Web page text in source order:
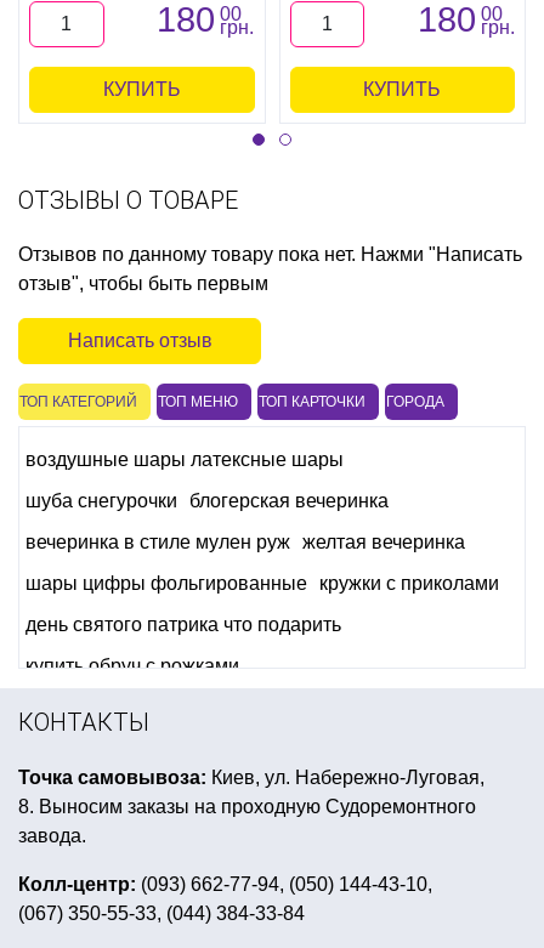
180 00
грн.
КУПИТЬ
180 00
грн.
КУПИТЬ
ОТЗЫВЫ О ТОВАРЕ
Отзывов по данному товару пока нет. Нажми "Написать
отзыв", чтобы быть первым
Написать отзыв
ТОП КАТЕГОРИЙ ТОП МЕНЮ ТОП КАРТОЧКИ ГОРОДА
воздушные шары латексные шары
шуба снегурочки
блогерская вечеринка
вечеринка в стиле мулен руж желтая вечеринка
шары цифры фольгированные
кружки с приколами
день святого патрика что подарить
купить обруч с рожками
маски зомби купить
купить набор для гангстерской вечеринки
купить свечи ко дню святого валентина
оранжевая вечеринка подарки для конкурсов
КОНТАКТЫ
Точка самовывоза: Киев, ул. Набережно-Луговая,
8. Выносим заказы на проходную Судоремонтного
завода.
Колл-центр: (093) 662-77-94, (050) 144-43-10,
(067) 350-55-33, (044) 384-33-84